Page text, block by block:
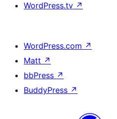
WordPress.tv ↗
WordPress.com ↗
Matt ↗
bbPress ↗
BuddyPress ↗